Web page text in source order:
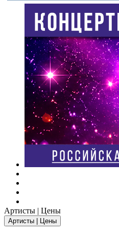
Артисты | Цены
Артисты | Цены